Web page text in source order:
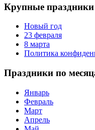
Крупные праздники
Новый год
23 февраля
8 марта
Политика
Праздники по
Январь
Февраль
Март
Апрель